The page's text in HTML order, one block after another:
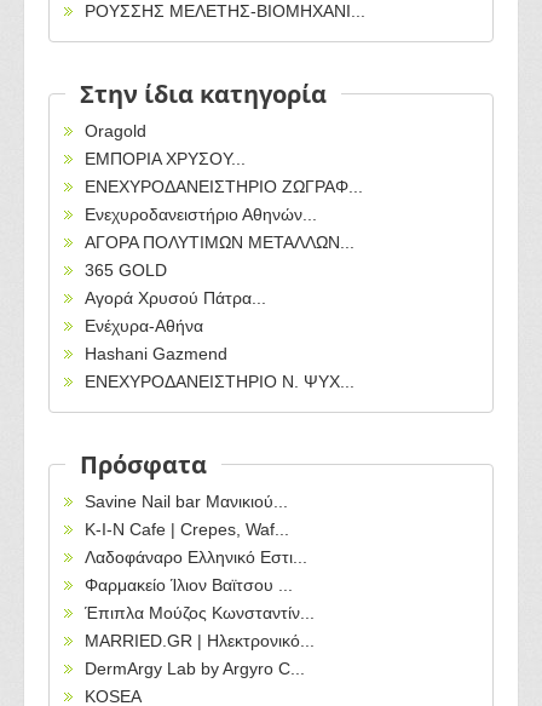
ΡΟΥΣΣΗΣ ΜΕΛΕΤΗΣ-ΒΙΟΜΗΧΑΝΙ...
Στην ίδια κατηγορία
Oragold
ΕΜΠΟΡΙΑ ΧΡΥΣΟΥ...
ΕΝΕΧΥΡΟΔΑΝΕΙΣΤΗΡΙΟ ΖΩΓΡΑΦ...
Ενεχυροδανειστήριο Αθηνών...
ΑΓΟΡΑ ΠΟΛΥΤΙΜΩΝ ΜΕΤΑΛΛΩΝ...
365 GOLD
Αγορά Χρυσού Πάτρα...
Ενέχυρα-Αθήνα
Hashani Gazmend
ΕΝΕΧΥΡΟΔΑΝΕΙΣΤΗΡΙΟ Ν. ΨΥΧ...
Πρόσφατα
Savine Nail bar Μανικιού...
Κ-Ι-Ν Cafe | Crepes, Waf...
Λαδοφάναρο Ελληνικό Εστι...
Φαρμακείο Ίλιον Βαϊτσου ...
Έπιπλα Μούζος Κωνσταντίν...
MARRIED.GR | Ηλεκτρονικό...
DermArgy Lab by Argyro C...
KOSEA